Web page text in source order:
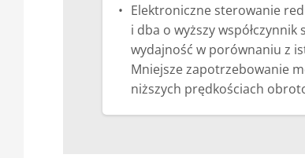
Elektroniczne sterowanie
i dba o wyższy
wydajność w porównaniu z
Mniejsze zapotrzebowanie
niższych prędkościach